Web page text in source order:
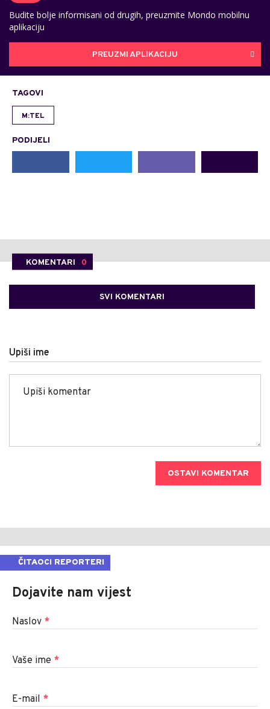
Budite bolje informisani od drugih, preuzmite Mondo mobilnu
aplikaciju
PREUZMI APLIKACIJU
TAGOVI
M:TEL
PODIJELI
KOMENTARI 0
SVI KOMENTARI
Upiši ime
OSTAVI KOMENTAR
ČITAOCI REPORTERI
Dojavite nam vijest
Naslov *
Vaše ime *
E-mail *